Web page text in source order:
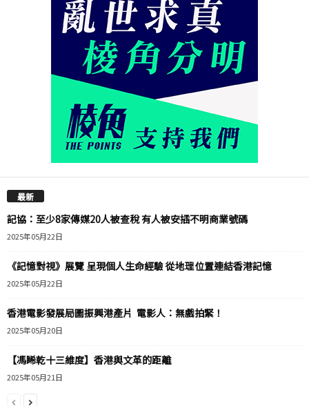
最新
記協：至少8家傳媒20人被查稅 有人被安插不明商業號碼
2025年05月22日
《記憶對視》展覽 呈現個人生命經驗 從地理位置連結香港記憶
2025年05月22日
香港電影發展局圖振興港產片 電影人：無戲拍緊！
2025年05月20日
【馮睎乾十三維度】香港與文革的距離
2025年05月21日